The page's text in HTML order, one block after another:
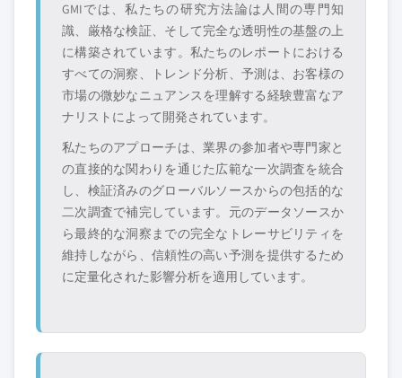
GMIでは、私たちの研究方法論は人間の専門知
識、厳格な検証、そして完全な透明性の基盤の上
に構築されています。私たちのレポートにおける
すべての洞察、トレンド分析、予測は、お客様の
市場の微妙なニュアンスを理解する経験豊富なア
ナリストによって開発されています。
私たちのアプローチは、業界の参加者や専門家と
の直接的な関わりを通じた広範な一次調査を統合
し、検証済みのグローバルソースからの包括的な
二次調査で補完しています。元のデータソースか
ら最終的な洞察までの完全なトレーサビリティを
維持しながら、信頼性の高い予測を提供するため
に定量化された影響分析を適用しています。